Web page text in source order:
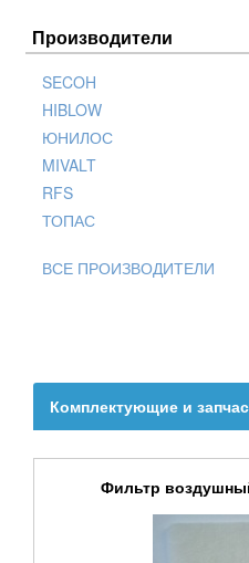
Производители
SECOH
HIBLOW
ЮНИЛОС
MIVALT
RFS
ТОПАС
ВСЕ ПРОИЗВОДИТЕЛИ
Комплектующие и
Фильтр